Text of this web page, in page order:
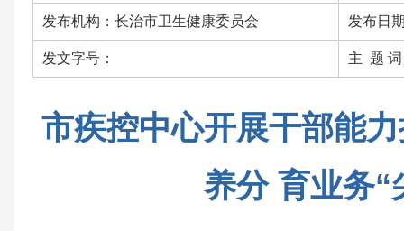
发布机构：长治市卫生健康委员会 发布日
发文字号： 主 题 词
市疾控中心开展干部能
养分 育业务“